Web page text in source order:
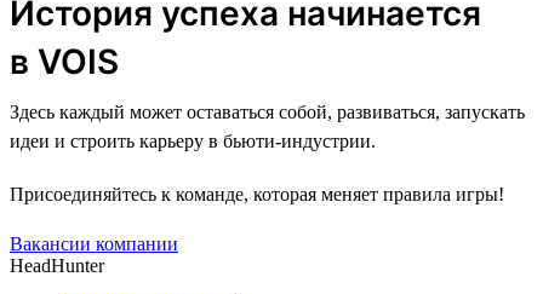
История успеха начинается
в VOIS
Здесь каждый может оставаться собой, развиваться, запускать
идеи и строить карьеру в бьюти-индустрии.
Присоединяйтесь к команде, которая меняет правила игры!
Вакансии компании
HeadHunter